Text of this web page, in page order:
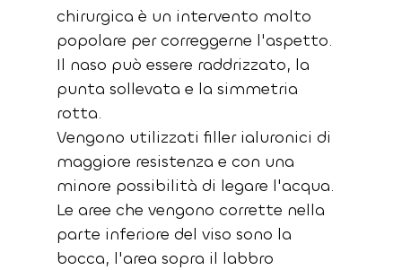
chirurgica è un intervento molto
popolare per correggerne l'aspetto.
Il naso può essere raddrizzato, la
punta sollevata e la simmetria
rotta.
Vengono utilizzati filler ialuronici di
maggiore resistenza e con una
minore possibilità di legare l'acqua.
Le aree che vengono corrette nella
parte inferiore del viso sono la
bocca, l'area sopra il labbro